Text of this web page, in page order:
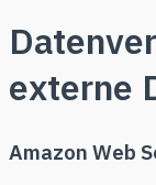
externe
Amazon Web